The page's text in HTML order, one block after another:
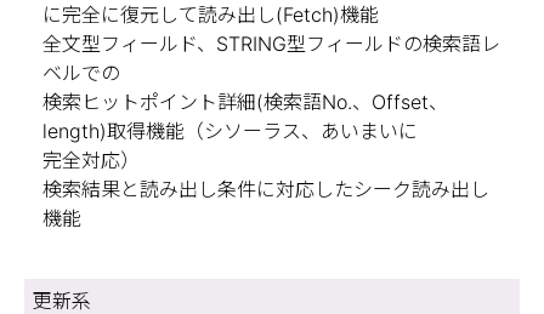
に完全に復元して読み出し(Fetch)機能
全文型フィールド、STRING型フィールドの検索語レ
ベルでの
検索ヒットポイント詳細(検索語No.、Offset、
length)取得機能（シソーラス、あいまいに
完全対応）
検索結果と読み出し条件に対応したシーク読み出し
機能
更新系